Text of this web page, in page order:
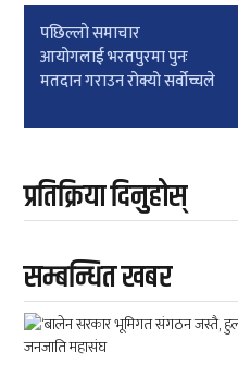
Post
navigation
पछिल्लाे समाचार
आयोगलाई भरतपुरमा पुनः
मतदान गराउन रोक्यो सर्वोच्चले
प्रतिक्रिया दिनुहोस्
सम्बन्धित खबर